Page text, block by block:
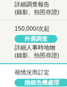
詳細調查報告
(錄影、拍照存證)
150,000/次起
外遇調查
詳細人事時地物
(錄影、拍照存證)
視情況而訂定
婚姻危機處理